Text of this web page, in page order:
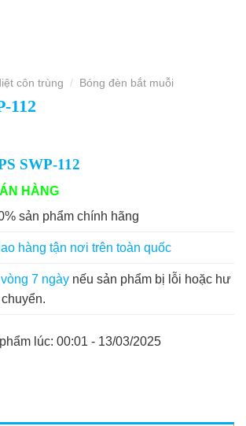
côn trùng / Bóng đèn bắt muỗi
112
SWP-112
HÀNG
sản phẩm chính hãng
hàng tận nơi trên toàn quốc
7 ngày nếu sản phẩm bị lỗi hoặc hư
lúc: 00:01 - 13/03/2025